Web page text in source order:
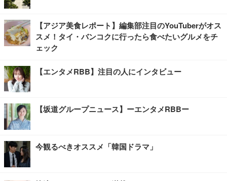
【アジア美食レポート】編集部注目のYouTuberがオス
スメ！タイ・バンコクに行ったら食べたいグルメをチ
ェック
【エンタメRBB】注目の人にインタビュー
【坂道グループニュース】ーエンタメRBBー
今観るべきオススメ「韓国ドラマ」